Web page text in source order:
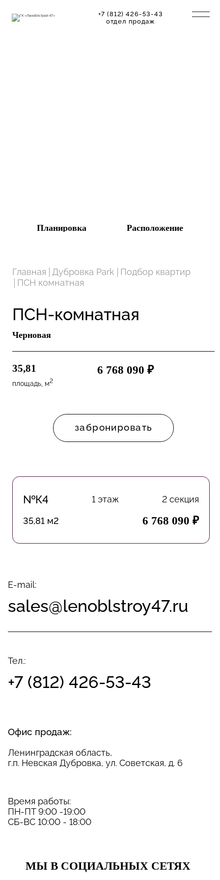
+7 (812) 426-53-43
отдел продаж
Планировка Расположение
Главная Дубровка Park
Подбор квартир
ПСН комнатная
ПСН-комнатная
Черновая
35,81
площадь, м2
6 768 090 ₽
забронировать
№К4 1 этаж 2 секция
35,81 м2 6 768 090 ₽
Офис продаж:
Ленинградская область,
г.п. Невская Дубровка, ул. Советская, д. 6
Время работы:
ПН-ПТ 9:00 -19:00
СБ-ВС 10:00 - 18:00
E-mail:
sales@lenoblstroy47.ru
Тел.:
+7 (812) 426-53-43
МЫ В СОЦИАЛЬНЫХ СЕТЯХ